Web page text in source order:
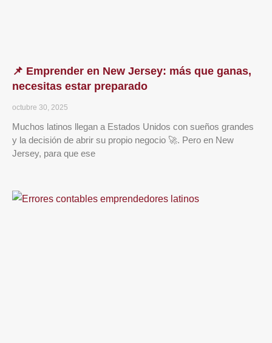
📌 Emprender en New Jersey: más que ganas,
necesitas estar preparado
octubre 30, 2025
Muchos latinos llegan a Estados Unidos con sueños grandes
y la decisión de abrir su propio negocio 🚀. Pero en New
Jersey, para que ese